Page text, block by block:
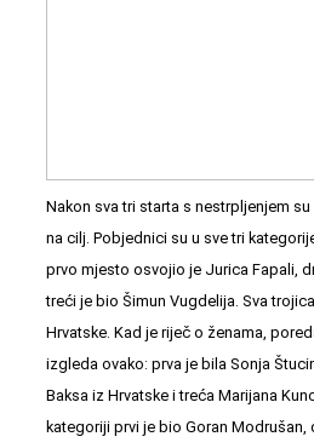
Nakon sva tri starta s nestrpljenjem
na cilj. Pobjednici su u sve tri
prvo mjesto osvojio je Jurica Fapali,
treći je bio Šimun Vugdelija. Sva
Hrvatske. Kad je riječ o ženama,
izgleda ovako: prva je bila Sonja
Baksa iz Hrvatske i treća Marijana
kategoriji prvi je bio Goran Modrušan,